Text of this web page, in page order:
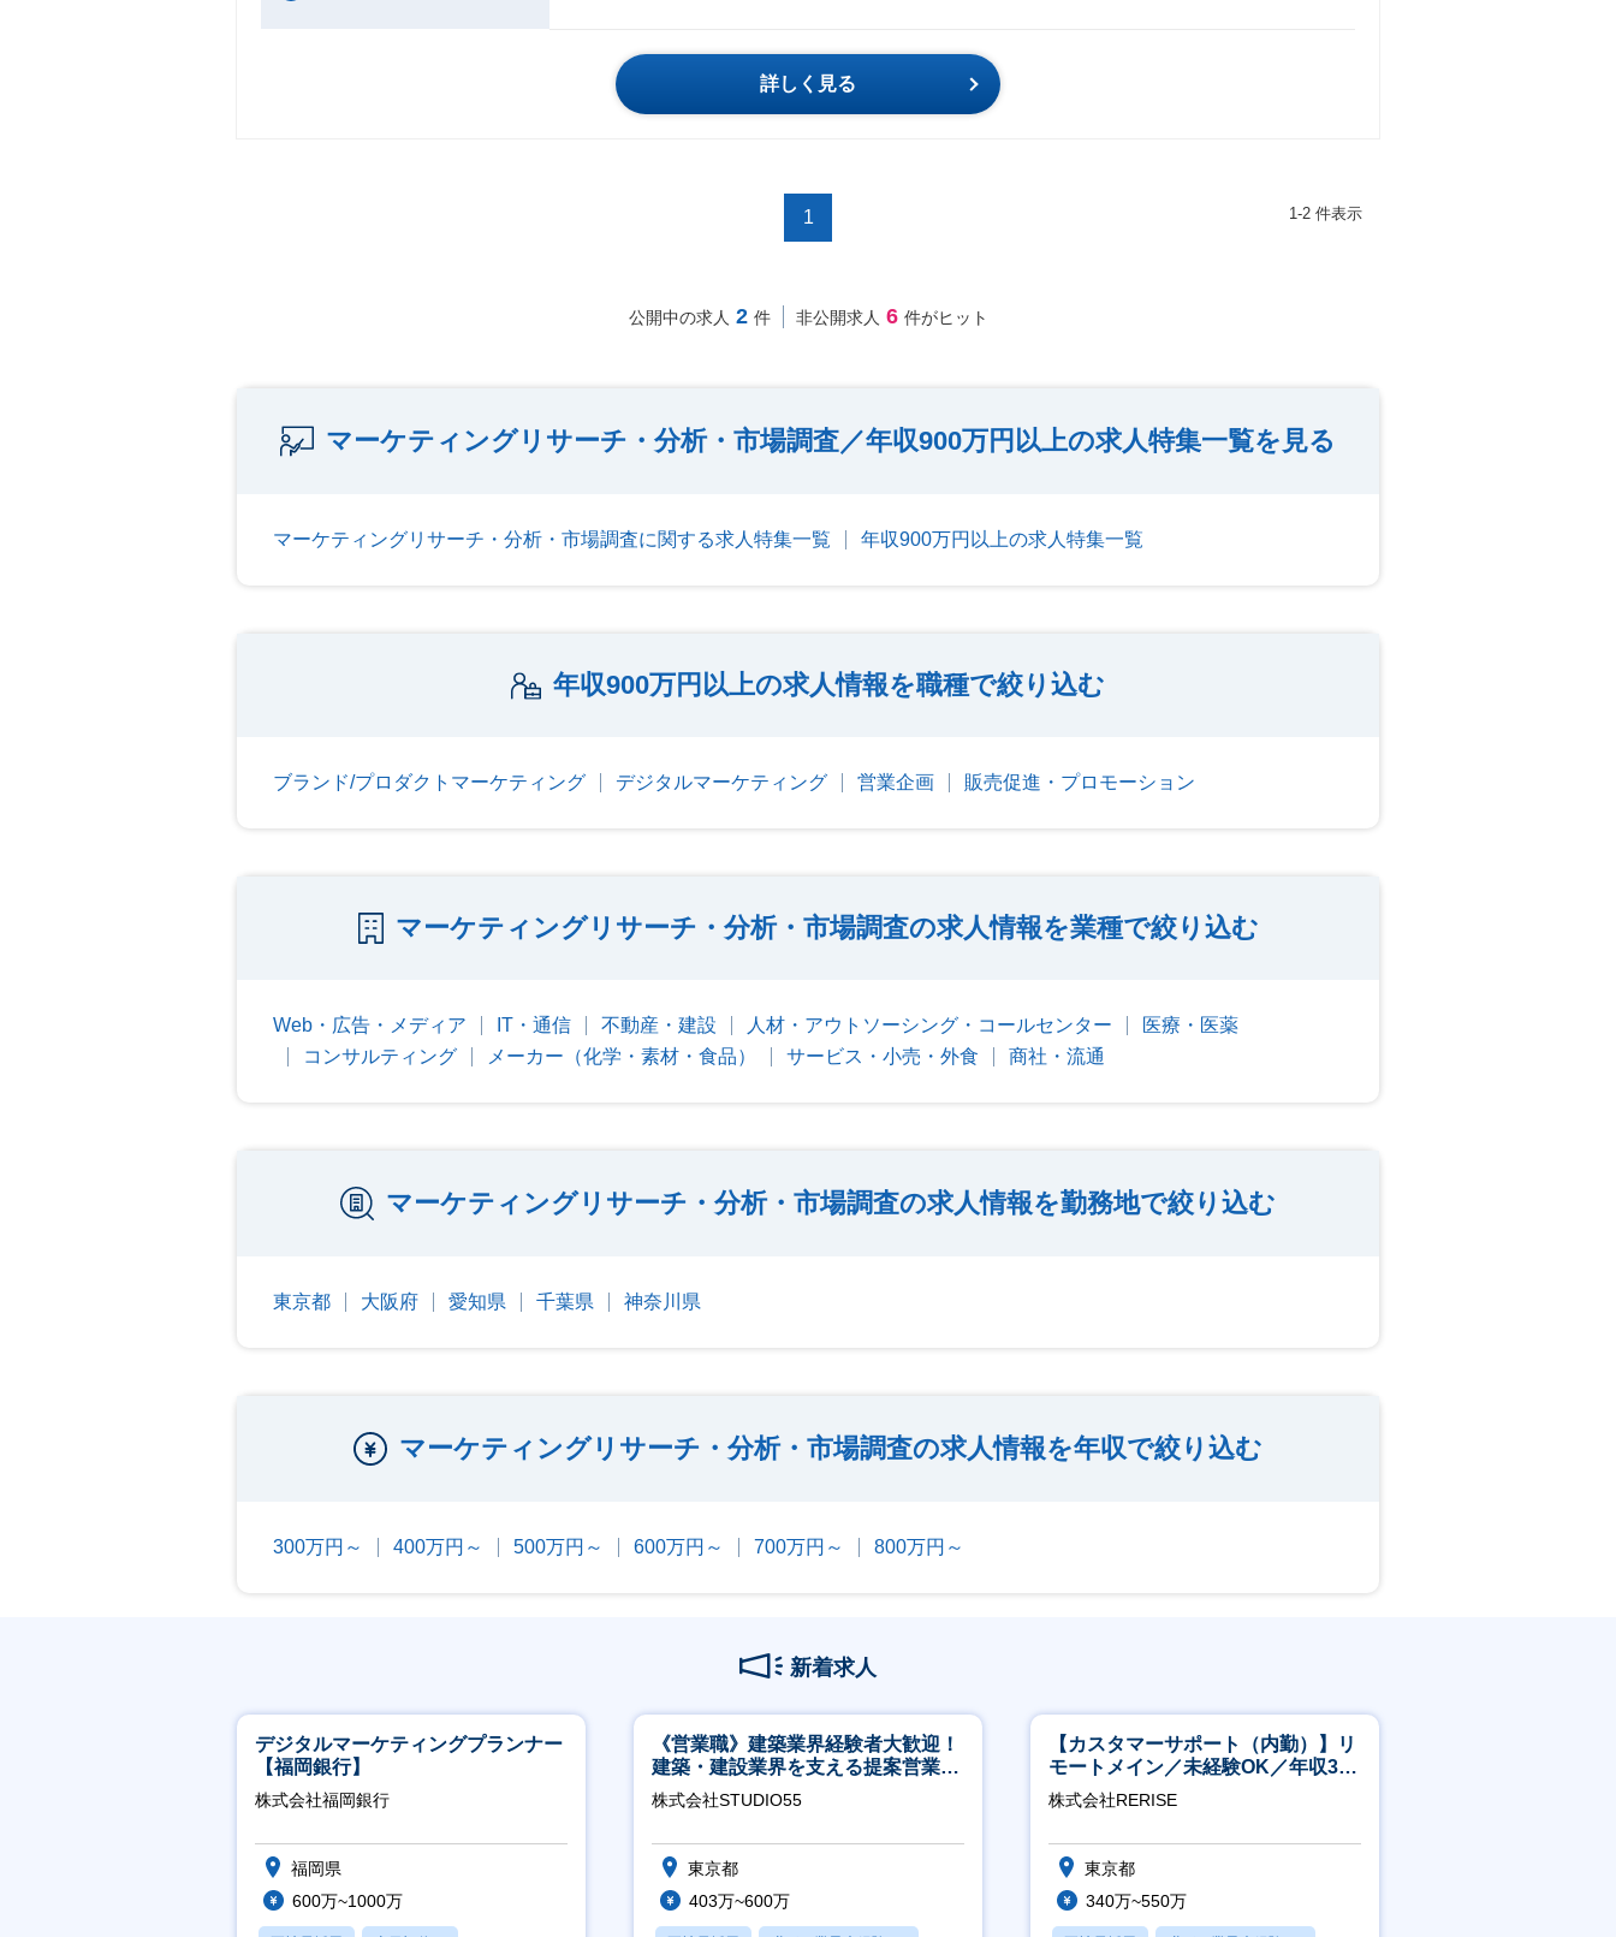
詳しく見る
1 1-2 件表示
公開中の求人 2 件 非公開求人 6 件がヒット
マーケティングリサーチ・分析・市場調査／年収900万円以上の求人特集一覧を見る
マーケティングリサーチ・分析・市場調査に関する求人特集一覧 年収900万円以上の求人特集一覧
年収900万円以上の求人情報を職種で絞り込む
ブランド/プロダクトマーケティング デジタルマーケティング 営業企画 販売促進・プロモーション
マーケティングリサーチ・分析・市場調査の求人情報を業種で絞り込む
Web・広告・メディア IT・通信 不動産・建設 人材・アウトソーシング・コールセンター
医療・医薬
コンサルティング
メーカー（化学・素材・食品） サービス・小売・外食 商社・流通
マーケティングリサーチ・分析・市場調査の求人情報を勤務地で絞り込む
東京都 大阪府 愛知県 千葉県 神奈川県
マーケティングリサーチ・分析・市場調査の求人情報を年収で絞り込む
300万円～ 400万円～ 500万円～ 600万円～ 700万円～ 800万円～
新着求人
デジタルマーケティングプランナー
【福岡銀行】
株式会社福岡銀行
福岡県
600万~1000万
《営業職》建築業界経験者大歓迎！
建築・建設業界を支える提案営業職
│年休125日◎フレックス
株式会社STUDIO55
東京都
403万~600万
【カスタマーサポート（内勤）】リ
モートメイン／未経験OK／年収340
万～／年間休日125日
株式会社RERISE
東京都
340万~550万